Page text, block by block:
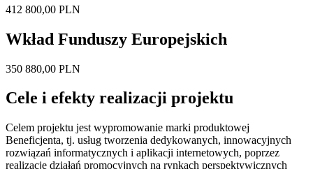
412 800,00 PLN
Wkład Funduszy Europejskich
350 880,00 PLN
Cele i efekty realizacji projektu
Celem projektu jest wypromowanie marki produktowej
Beneficjenta, tj. usług tworzenia dedykowanych, innowacyjnych
rozwiązań informatycznych i aplikacji internetowych, poprzez
realizację działań promocyjnych na rynkach perspektywicznych